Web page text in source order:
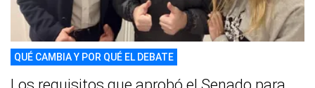
QUÉ CAMBIA Y POR QUÉ EL DEBATE